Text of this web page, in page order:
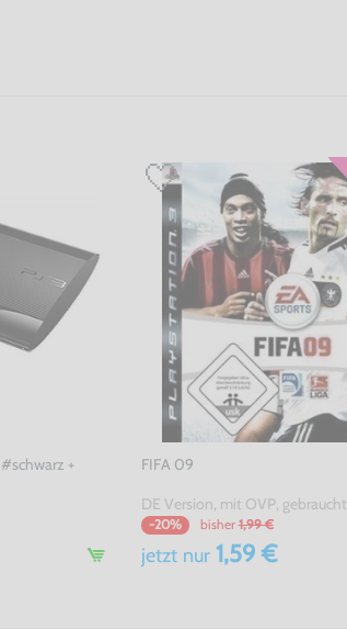
+
FIFA 09
DE Version, mit OVP, gebraucht
-20% bisher 1,99 €
jetzt nur1,59 €